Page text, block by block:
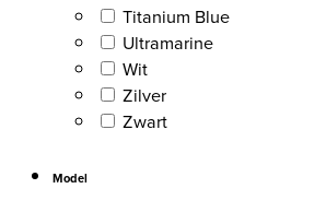
Titanium Blue
Ultramarine
Wit
Zilver
Zwart
Model